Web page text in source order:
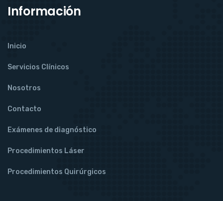
Información
Inicio
Servicios Clínicos
Nosotros
Contacto
Exámenes de diagnóstico
Procedimientos Láser
Procedimientos Quirúrgicos